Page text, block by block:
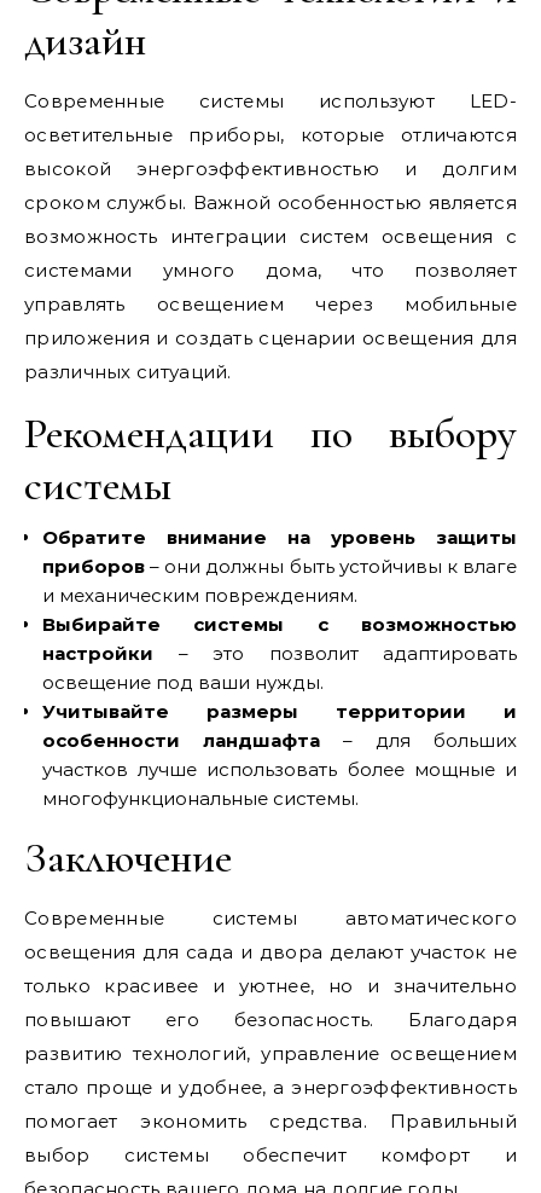
дизайн
Современные системы используют LED-
осветительные приборы, которые отличаются
высокой энергоэффективностью и долгим
сроком службы. Важной особенностью является
возможность интеграции систем освещения с
системами умного дома, что позволяет
управлять освещением через мобильные
приложения и создать сценарии освещения для
различных ситуаций.
Рекомендации по выбору
системы
Обратите внимание на уровень защиты
приборов – они должны быть устойчивы к влаге
и механическим повреждениям.
Выбирайте системы с возможностью
настройки – это позволит адаптировать
освещение под ваши нужды.
Учитывайте размеры территории и
особенности ландшафта – для больших
участков лучше использовать более мощные и
многофункциональные системы.
Заключение
Современные системы автоматического
освещения для сада и двора делают участок не
только красивее и уютнее, но и значительно
повышают его безопасность. Благодаря
развитию технологий, управление освещением
стало проще и удобнее, а энергоэффективность
помогает экономить средства. Правильный
выбор системы обеспечит комфорт и